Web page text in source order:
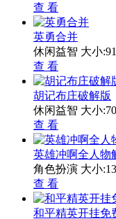
查 看
英勇合并
休闲益智 大小
查 看
胡记布庄破解版
休闲益智 大小
查 看
英雄冲啊全人物
角色扮演 大小
查 看
和平精英开挂免